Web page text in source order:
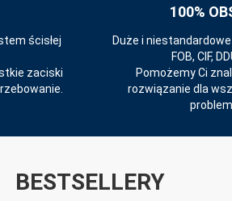
ścisłej
zaciski
100%
Duże i
FOB, CIF,
Pomożemy Ci
rozwiązanie dla
BESTSELLERY